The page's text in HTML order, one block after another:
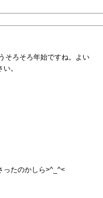
そろそろ年始ですね。よい
。
ったのかしら>^_^<